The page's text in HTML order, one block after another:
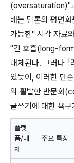
(oversaturation)"
배는 담론의 평면
가능한" 시각 자료
"긴 호흡(long-
대체된다. 그러나
있듯이, 이러한 단
의 활발한 반문화
글쓰기에 대한 욕
플랫
폼/매
체
주요 특징